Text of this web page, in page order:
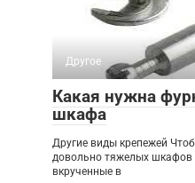
Другое
Какая нужна
шкафа
Другие виды крепежей
довольно тяжелых шкафов
вкрученные в